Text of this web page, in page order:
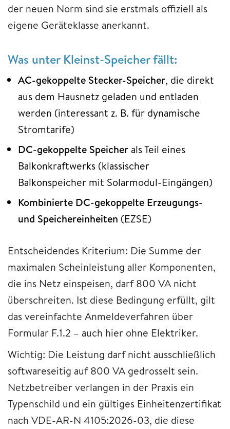
der neuen Norm sind sie erstmals offiziell als
eigene Geräteklasse anerkannt.
Was unter Kleinst-Speicher fällt:
AC-gekoppelte Stecker-Speicher, die direkt
aus dem Hausnetz geladen und entladen
werden (interessant z. B. für dynamische
Stromtarife)
DC-gekoppelte Speicher als Teil eines
Balkonkraftwerks (klassischer
Balkonspeicher mit Solarmodul-Eingängen)
Kombinierte DC-gekoppelte Erzeugungs-
und Speichereinheiten (EZSE)
Entscheidendes Kriterium: Die Summe der
maximalen Scheinleistung aller Komponenten,
die ins Netz einspeisen, darf 800 VA nicht
überschreiten. Ist diese Bedingung erfüllt, gilt
das vereinfachte Anmeldeverfahren über
Formular F.1.2 – auch hier ohne Elektriker.
Wichtig: Die Leistung darf nicht ausschließlich
softwareseitig auf 800 VA gedrosselt sein.
Netzbetreiber verlangen in der Praxis ein
Typenschild und ein gültiges Einheitenzertifikat
nach VDE-AR-N 4105:2026-03, die diese